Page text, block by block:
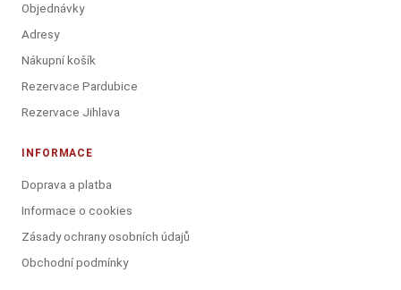
Objednávky
Adresy
Nákupní košík
Rezervace Pardubice
Rezervace Jihlava
INFORMACE
Doprava a platba
Informace o cookies
Zásady ochrany osobních údajů
Obchodní podmínky